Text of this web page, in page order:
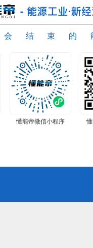
结束的
懂能帝微信小程序